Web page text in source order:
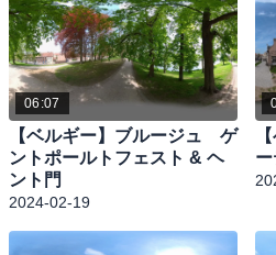
06:07
【ベルギー】ブルージュ ゲ
ントポールトフェスト & ヘ
ント門
2024-02-19